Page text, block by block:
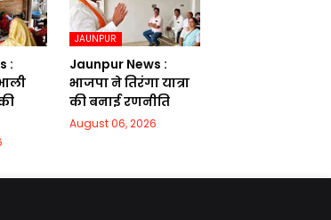
:
JAUNPUR
Jaunpur News :
भाजपा ने तिरंगा यात्रा
की बनाई रणनीति
August 06, 2026